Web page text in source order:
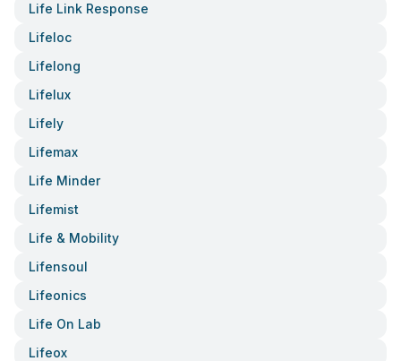
Life Link Response
Lifeloc
Lifelong
Lifelux
Lifely
Lifemax
Life Minder
Lifemist
Life & Mobility
Lifensoul
Lifeonics
Life On Lab
Lifeox